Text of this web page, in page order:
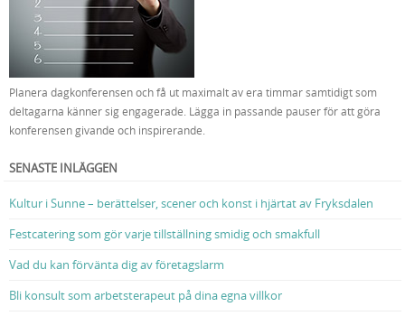
Planera dagkonferensen och få ut maximalt av era timmar samtidigt som
deltagarna känner sig engagerade. Lägga in passande pauser för att göra
konferensen givande och inspirerande.
SENASTE INLÄGGEN
Kultur i Sunne – berättelser, scener och konst i hjärtat av Fryksdalen
Festcatering som gör varje tillställning smidig och smakfull
Vad du kan förvänta dig av företagslarm
Bli konsult som arbetsterapeut på dina egna villkor